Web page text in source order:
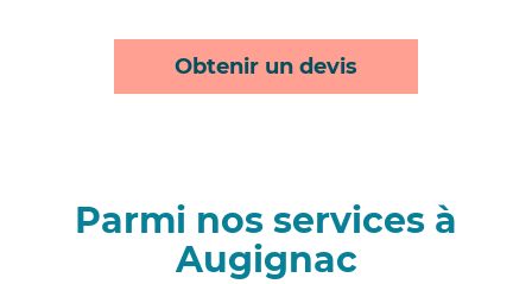
Obtenir un devis
Parmi nos services à
Augignac